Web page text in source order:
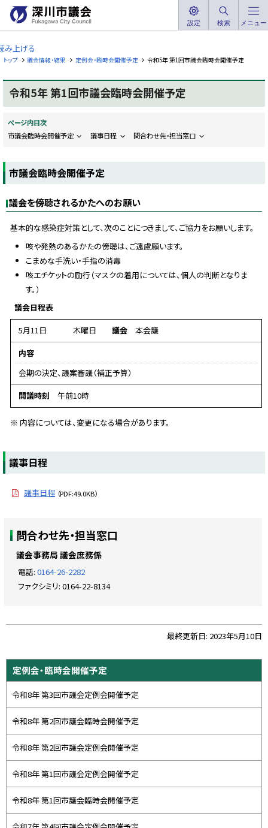
へ
メ
ニ
ュ
へ
深
川
市
議
会
u
a
g
C
C
o
設定 検索 メニュー
み上げる
トップ 議会情報・結果 定例会・臨時会開催予定 令和5年 第1回市議会臨時会開催予定
令和5年 第1回市議会臨時会開催予定
ページ内目次
市議会臨時会開催予定
議事日程 問合わせ先・担当窓口
市議会臨時会開催予定
議会を傍聴されるかたへのお願い
基本的な感染症対策として、次のことにつきまして、ご協力をお願いします。
咳や発熱のあるかたの傍聴は、ご遠慮願います。
こまめな手洗い・手指の消毒
咳エチケットの励行（マスクの着用については、個人の判断となりま
す。）
議会日程表
5月11日
木曜日 議会
本会議
内容
会期の決定、議案審議（補正予算）
開議時刻
午前10時
※ 内容については、変更になる場合があります。
ト
プ
る
議事日程
議事日程 （PDF:49.0KB）
ッ
プ
問合わせ先・担当窓口
議会事務局 議会庶務係
電話: 0164-26-2282
ファクシミリ: 0164-22-8134
プ
に
戻
最終更新日: 2023年5月10日
サ
イ
ド
メ
ニ
ュ
ー
定例会・臨時会開催予定
令和8年 第3回市議会定例会開催予定
令和8年 第2回市議会臨時会開催予定
令和8年 第2回市議会定例会開催予定
令和8年 第1回市議会定例会開催予定
令和8年 第1回市議会臨時会開催予定